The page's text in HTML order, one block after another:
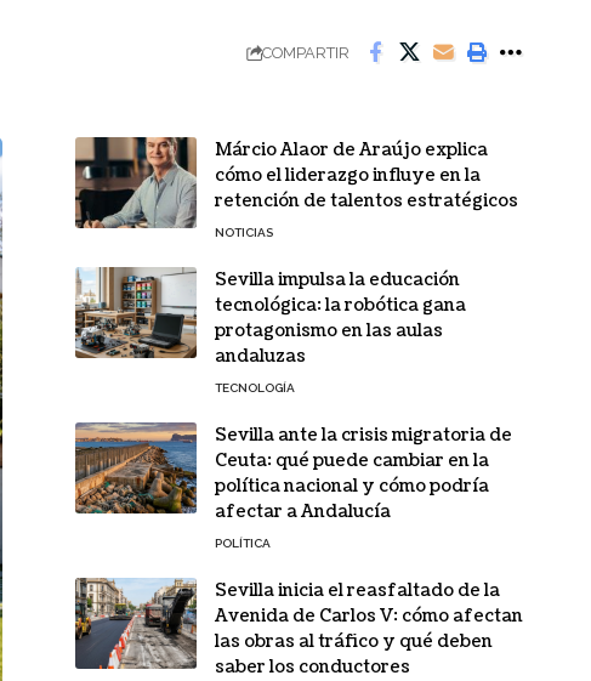
COMPARTIR
Márcio Alaor de Araújo explica
cómo el liderazgo influye en la
retención de talentos estratégicos
NOTICIAS
Sevilla impulsa la educación
tecnológica: la robótica gana
protagonismo en las aulas
andaluzas
TECNOLOGÍA
Sevilla ante la crisis migratoria de
Ceuta: qué puede cambiar en la
política nacional y cómo podría
afectar a Andalucía
POLÍTICA
Sevilla inicia el reasfaltado de la
Avenida de Carlos V: cómo afectan
las obras al tráfico y qué deben
saber los conductores